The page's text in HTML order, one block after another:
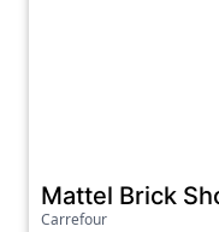
Mattel Brick
Carrefour